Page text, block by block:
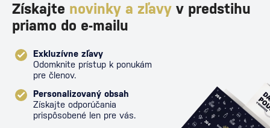
Získajte novinky a zľavy v predstihu
priamo do e-mailu
Exkluzívne zľavy
Odomknite prístup k ponukám
pre členov.
Personalizovaný obsah
Získajte odporúčania
prispôsobené len pre vás.